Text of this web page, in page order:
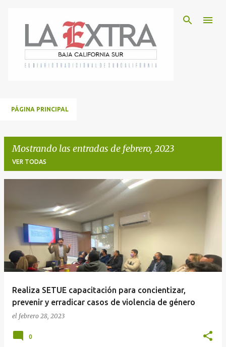
PÁGINA PRINCIPAL
Mostrando las entradas de febrero, 2023
VER TODAS
d
Realiza SETUE capacitación para concientizar,
prevenir y erradicar casos de violencia de género
el febrero 28, 2023
0